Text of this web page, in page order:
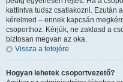
kattintva tudsz csatlakozni. Ezután
kérelmed – ennek kapcsán
csoporthoz. Kérjük, ne zaklasd a
biztosan megvan az oka.
Vissza a tetejére
Hogyan lehetek csoportvezető?